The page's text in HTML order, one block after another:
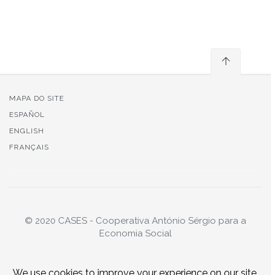
MAPA DO SITE
ESPAÑOL
ENGLISH
FRANÇAIS
© 2020 CASES - Cooperativa António Sérgio para a
Economia Social